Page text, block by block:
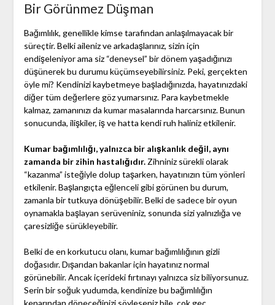
Bir Görünmez Düşman
Bağımlılık, genellikle kimse tarafından anlaşılmayacak bir
süreçtir. Belki aileniz ve arkadaşlarınız, sizin için
endişeleniyor ama siz “deneysel” bir dönem yaşadığınızı
düşünerek bu durumu küçümseyebilirsiniz. Peki, gerçekten
öyle mi? Kendinizi kaybetmeye başladığınızda, hayatınızdaki
diğer tüm değerlere göz yumarsınız. Para kaybetmekle
kalmaz, zamanınızı da kumar masalarında harcarsınız. Bunun
sonucunda, ilişkiler, iş ve hatta kendi ruh haliniz etkilenir.
Kumar bağımlılığı, yalnızca bir alışkanlık değil, aynı
zamanda bir zihin hastalığıdır.Zihniniz sürekli olarak
“kazanma” isteğiyle dolup taşarken, hayatınızın tüm yönleri
etkilenir. Başlangıçta eğlenceli gibi görünen bu durum,
zamanla bir tutkuya dönüşebilir. Belki de sadece bir oyun
oynamakla başlayan serüveniniz, sonunda sizi yalnızlığa ve
çaresizliğe sürükleyebilir.
Belki de en korkutucu olanı, kumar bağımlılığının gizli
doğasıdır. Dışarıdan bakanlar için hayatınız normal
görünebilir. Ancak içerideki fırtınayı yalnızca siz biliyorsunuz.
Serin bir soğuk yudumda, kendinize bu bağımlılığın